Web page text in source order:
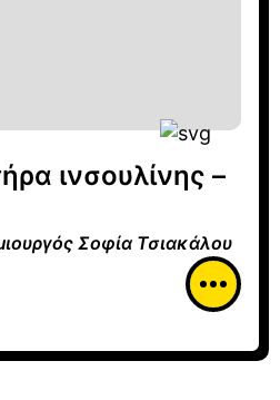
ινσουλίνης –
Σοφία Τσιακάλου